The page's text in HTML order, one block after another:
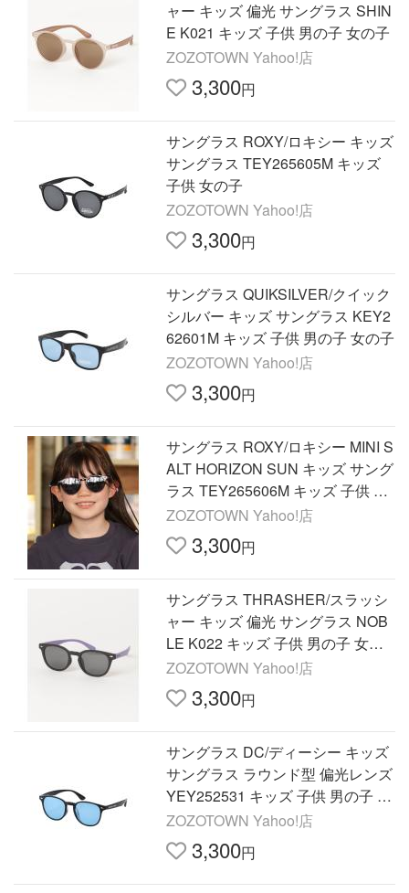
ャー キッズ 偏光 サングラス SHIN
E K021 キッズ 子供 男の子 女の子
ZOZOTOWN Yahoo!店
3,300円
サングラス ROXY/ロキシー キッズ
サングラス TEY265605M キッズ
子供 女の子
ZOZOTOWN Yahoo!店
3,300円
サングラス QUIKSILVER/クイック
シルバー キッズ サングラス KEY2
62601M キッズ 子供 男の子 女の子
ZOZOTOWN Yahoo!店
3,300円
サングラス ROXY/ロキシー MINI S
ALT HORIZON SUN キッズ サング
ラス TEY265606M キッズ 子供 女
の子
ZOZOTOWN Yahoo!店
3,300円
サングラス THRASHER/スラッシ
ャー キッズ 偏光 サングラス NOB
LE K022 キッズ 子供 男の子 女の
子
ZOZOTOWN Yahoo!店
3,300円
サングラス DC/ディーシー キッズ
サングラス ラウンド型 偏光レンズ
YEY252531 キッズ 子供 男の子 女
の子
ZOZOTOWN Yahoo!店
3,300円